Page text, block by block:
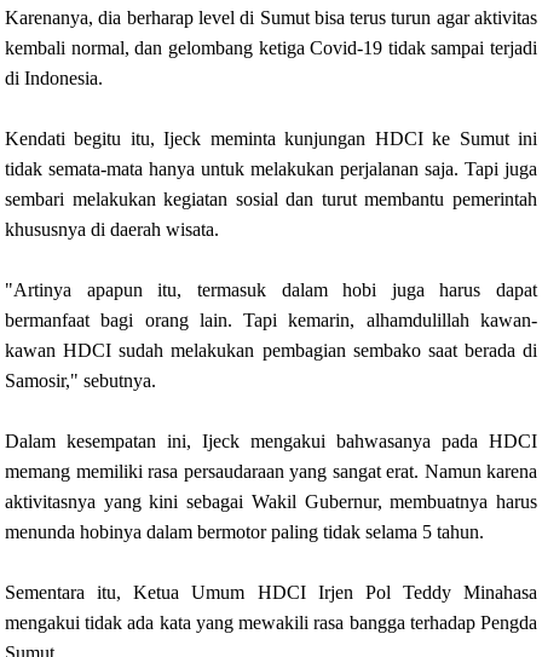
Karenanya, dia berharap level di Sumut bisa terus turun agar aktivitas
kembali normal, dan gelombang ketiga Covid-19 tidak sampai terjadi
di Indonesia.
Kendati begitu itu, Ijeck meminta kunjungan HDCI ke Sumut ini
tidak semata-mata hanya untuk melakukan perjalanan saja. Tapi juga
sembari melakukan kegiatan sosial dan turut membantu pemerintah
khususnya di daerah wisata.
"Artinya apapun itu, termasuk dalam hobi juga harus dapat
bermanfaat bagi orang lain. Tapi kemarin, alhamdulillah kawan-
kawan HDCI sudah melakukan pembagian sembako saat berada di
Samosir," sebutnya.
Dalam kesempatan ini, Ijeck mengakui bahwasanya pada HDCI
memang memiliki rasa persaudaraan yang sangat erat. Namun karena
aktivitasnya yang kini sebagai Wakil Gubernur, membuatnya harus
menunda hobinya dalam bermotor paling tidak selama 5 tahun.
Sementara itu, Ketua Umum HDCI Irjen Pol Teddy Minahasa
mengakui tidak ada kata yang mewakili rasa bangga terhadap Pengda